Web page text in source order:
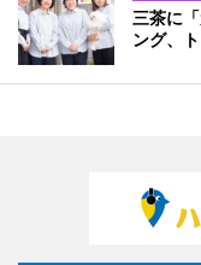
三茶に
ング、